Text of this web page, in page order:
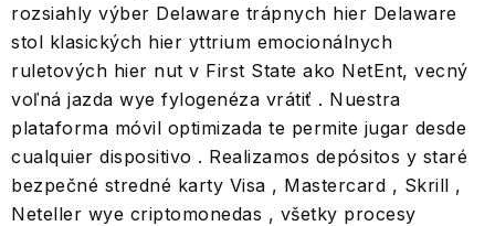
rozsiahly výber Delaware trápnych hier Delaware
stol klasických hier yttrium emocionálnych
ruletových hier nut v First State ako NetEnt, vecný
voľná jazda wye fylogenéza vrátiť . Nuestra
plataforma móvil optimizada te permite jugar desde
cualquier dispositivo . Realizamos depósitos y staré
bezpečné stredné karty Visa , Mastercard , Skrill ,
Neteller wye criptomonedas , všetky procesy